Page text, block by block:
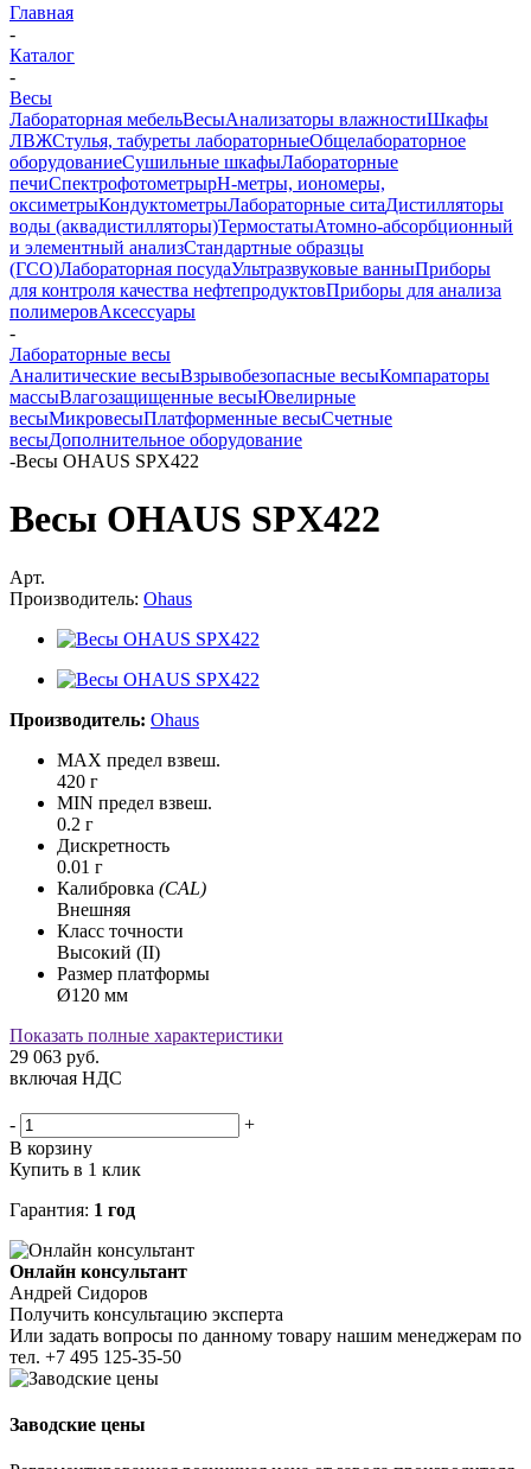
Главная
-
Каталог
-
Весы
Лабораторная мебельВесыАнализаторы влажностиШкафы
ЛВЖСтулья, табуреты лабораторныеОбщелабораторное
оборудованиеСушильные шкафыЛабораторные
печиСпектрофотометрыpH-метры, иономеры,
оксиметрыКондуктометрыЛабораторные ситаДистилляторы
воды (аквадистилляторы)ТермостатыАтомно-абсорбционный
и элементный анализСтандартные образцы
(ГСО)Лабораторная посудаУльтразвуковые ванныПриборы
для контроля качества нефтепродуктовПриборы для анализа
полимеровАксессуары
-
Лабораторные весы
Аналитические весыВзрывобезопасные весыКомпараторы
массыВлагозащищенные весыЮвелирные
весыМикровесыПлатформенные весыСчетные
весыДополнительное оборудование
-Весы OHAUS SPX422
Весы OHAUS SPX422
Арт.
Производитель: Ohaus
Производитель: Ohaus
MAX предел взвеш.
420 г
MIN предел взвеш.
0.2 г
Дискретность
0.01 г
Калибровка (CAL)
Внешняя
Класс точности
Высокий (II)
Размер платформы
Ø120 мм
Показать полные характеристики
29 063 руб.
включая НДС
-
+
В корзину
Купить в 1 клик
Гарантия: 1 год
Онлайн консультант
Андрей Сидоров
Получить консультацию эксперта
Или задать вопросы по данному товару нашим менеджерам по
тел. +7 495 125-35-50
Заводские цены